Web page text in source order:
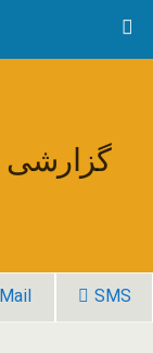
گزارشی
Mail SMS